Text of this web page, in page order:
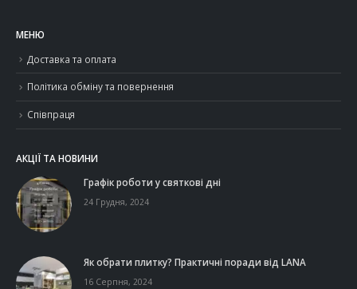
МЕНЮ
Доставка та оплата
Політика обміну та повернення
Співпраця
АКЦІЇ ТА НОВИНИ
Графік роботи у святкові дні
24 Грудня, 2024
Як обрати плитку? Практичні поради від LANA
16 Серпня, 2024